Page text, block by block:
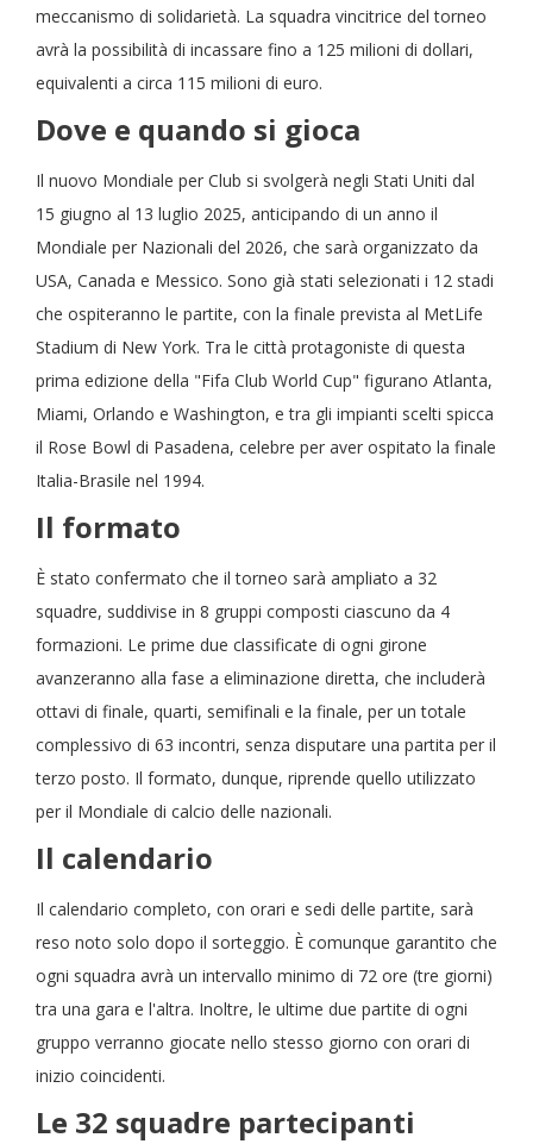
meccanismo di solidarietà. La squadra vincitrice del torneo
avrà la possibilità di incassare fino a 125 milioni di dollari,
equivalenti a circa 115 milioni di euro.
Dove e quando si gioca
Il nuovo Mondiale per Club si svolgerà negli Stati Uniti dal
15 giugno al 13 luglio 2025, anticipando di un anno il
Mondiale per Nazionali del 2026, che sarà organizzato da
USA, Canada e Messico. Sono già stati selezionati i 12 stadi
che ospiteranno le partite, con la finale prevista al MetLife
Stadium di New York. Tra le città protagoniste di questa
prima edizione della "Fifa Club World Cup" figurano Atlanta,
Miami, Orlando e Washington, e tra gli impianti scelti spicca
il Rose Bowl di Pasadena, celebre per aver ospitato la finale
Italia-Brasile nel 1994.
Il formato
È stato confermato che il torneo sarà ampliato a 32
squadre, suddivise in 8 gruppi composti ciascuno da 4
formazioni. Le prime due classificate di ogni girone
avanzeranno alla fase a eliminazione diretta, che includerà
ottavi di finale, quarti, semifinali e la finale, per un totale
complessivo di 63 incontri, senza disputare una partita per il
terzo posto. Il formato, dunque, riprende quello utilizzato
per il Mondiale di calcio delle nazionali.
Il calendario
Il calendario completo, con orari e sedi delle partite, sarà
reso noto solo dopo il sorteggio. È comunque garantito che
ogni squadra avrà un intervallo minimo di 72 ore (tre giorni)
tra una gara e l'altra. Inoltre, le ultime due partite di ogni
gruppo verranno giocate nello stesso giorno con orari di
inizio coincidenti.
Le 32 squadre partecipanti